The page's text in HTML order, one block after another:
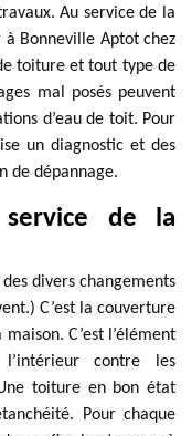
Au service de la
Bonneville Aptot chez
toiture et tout type de
mal posés peuvent
d’eau de toit. Pour
un diagnostic et des
de dépannage.
de la
divers changements
C’est la couverture
C’est l’élément
contre les
toiture en bon état
Pour chaque